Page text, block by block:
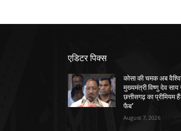
एडिटर पिक्स
कोसा की चमक अब
मुख्यमंत्री विष्णु देव साय
छत्तीसगढ़ का प्रीमियम
फैब’
August 7, 2026